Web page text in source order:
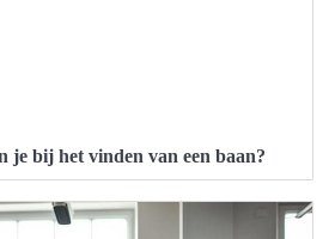
je bij het vinden van een baan?